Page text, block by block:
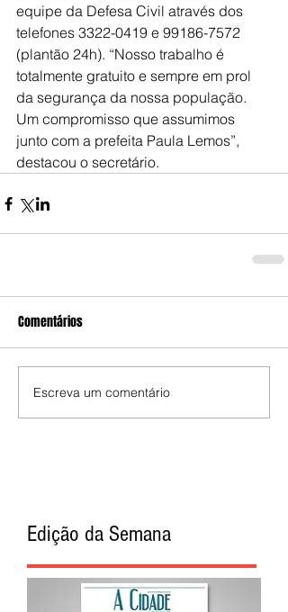
equipe da Defesa Civil através dos
telefones 3322-0419 e 99186-7572
(plantão 24h). “Nosso trabalho é
totalmente gratuito e sempre em prol
da segurança da nossa população.
Um compromisso que assumimos
junto com a prefeita Paula Lemos”,
destacou o secretário.
Comentários
Escreva um comentário
Edição da Semana